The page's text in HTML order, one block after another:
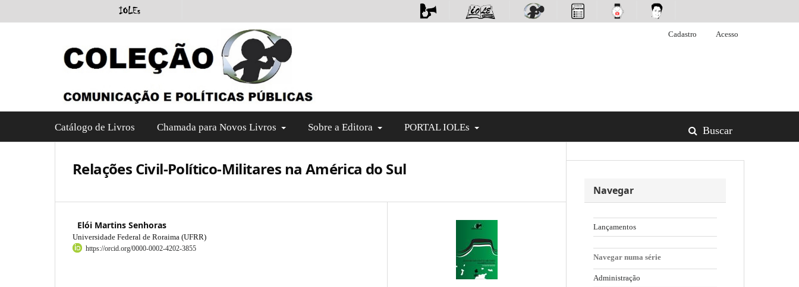
Cadastro Acesso
Catálogo de Livros Chamada para Novos Livros Sobre a Editora PORTAL IOLEs Buscar
Relações Civil-Político-Militares na América do Sul
Elói Martins Senhoras
Universidade Federal de Roraima (UFRR)
https://orcid.org/0000-0002-4202-3855
Navegar
Lançamentos
Navegar numa série
Administração